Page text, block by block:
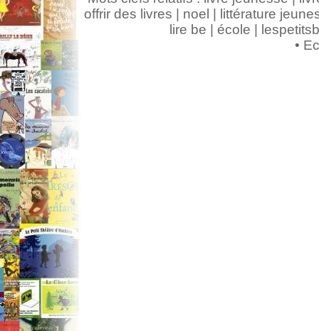
offrir des livres | noel | littérature
lire be | école |
•